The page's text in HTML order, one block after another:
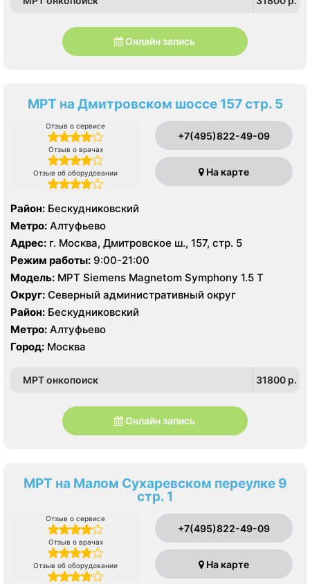
Онлайн запись
МРТ на Дмитровском шоссе 157 стр. 5
Отзыв о сервисе
Отзыв о врачах
Отзыв об оборудовании
+7(495)822-49-09
На карте
Район: Бескудниковский
Метро: Алтуфьево
Адрес: г. Москва, Дмитровское ш., 157, стр. 5
Режим работы: 9:00-21:00
Модель:
МРТ Siemens Magnetom Symphony 1.5 Т
Округ: Северный административный округ
Район: Бескудниковский
Метро: Алтуфьево
Город: Москва
МРТ онкопоиск 31800 p.
Онлайн запись
МРТ на Малом Сухаревском переулке 9
стр. 1
Отзыв о сервисе
Отзыв о врачах
Отзыв об оборудовании
+7(495)822-49-09
На карте